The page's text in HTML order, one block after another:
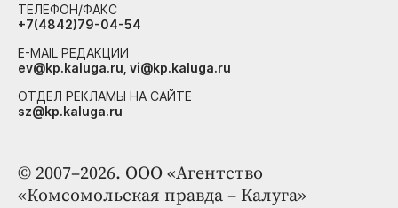
© 2007–2026. ООО «Агентство
«Комсомольская правда – Калуга»
ТЕЛЕФОН/ФАКС
+7(4842)79-04-54
E-MAIL РЕДАКЦИИ
ev@kp.kaluga.ru, vi@kp.kaluga.ru
ОТДЕЛ РЕКЛАМЫ НА САЙТЕ
sz@kp.kaluga.ru